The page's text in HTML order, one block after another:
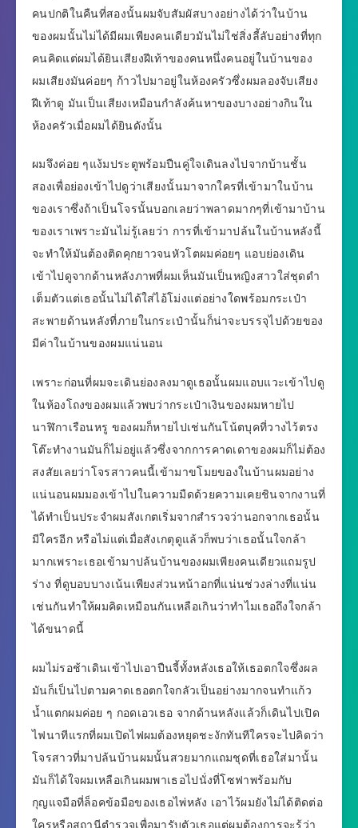
คนปกติในคืนที่สองนั้นผมจับสัมผัสบางอย่างได้ว่าในบ้าน
ของผมนั้นไม่ได้มีผมเพียงคนเดียวมันไม่ใช่สิ่งลี้ลับอย่างที่ทุก
คนคิดแต่ผมได้ยินเสียงฝีเท้าของคนหนึ่งคนอยู่ในบ้านของ
ผมเสียงมันค่อยๆ ก้าวไปมาอยู่ในห้องครัวซึ่งผมลองจับเสียง
ฝีเท้าดู มันเป็นเสียงเหมือนกำลังค้นหาของบางอย่างกินใน
ห้องครัวเมื่อผมได้ยินดังนั้น
ผมจึงค่อย ๆแง้มประตูพร้อมปืนคู่ใจเดินลงไปจากบ้านชั้น
สองเพื่อย่องเข้าไปดูว่าเสียงนั้นมาจากใครที่เข้ามาในบ้าน
ของเราซึ่งถ้าเป็นโจรนั้นบอกเลยว่าพลาดมากๆที่เข้ามาบ้าน
ของเราเพราะมันไม่รู้เลยว่า การที่เข้ามาปล้นในบ้านหลังนี้
จะทำให้มันต้องติดคุกยาวจนหัวโตผมค่อยๆ แอบย่องเดิน
เข้าไปดูจากด้านหลังภาพที่ผมเห็นมันเป็นหญิงสาวใส่ชุดดำ
เต็มตัวแต่เธอนั้นไม่ได้ใส่ไอ้โม่งแต่อย่างใดพร้อมกระเป๋า
สะพายด้านหลังที่ภายในกระเป๋านั้นก็น่าจะบรรจุไปด้วยของ
มีค่าในบ้านของผมแน่นอน
เพราะก่อนที่ผมจะเดินย่องลงมาดูเธอนั้นผมแอบแวะเข้าไปดู
ในห้องโถงของผมแล้วพบว่ากระเป๋าเงินของผมหายไป
นาฬิกาเรือนหรู ของผมก็หายไปเช่นกันโน้ตบุคที่วางไว้ตรง
โต๊ะทำงานมันก็ไม่อยู่แล้วซึ่งจากการคาดเดาของผมก็ไม่ต้อง
สงสัยเลยว่าโจรสาวคนนี้เข้ามาขโมยของในบ้านผมอย่าง
แน่นอนผมมองเข้าไปในความมืดด้วยความเคยชินจากงานที่
ได้ทำเป็นประจำผมสังเกตเริ่มจากสำรวจว่านอกจากเธอนั้น
มีใครอีก หรือไม่แต่เมื่อสังเกตุดูแล้วก็พบว่าเธอนั้นใจกล้า
มากเพราะเธอเข้ามาปล้นบ้านของผมเพียงคนเดียวแถมรูป
ร่าง ที่ดูบอบบางเน้นเพียงส่วนหน้าอกที่แน่นช่วงล่างที่แน่น
เช่นกันทำให้ผมคิดเหมือนกันเหลือเกินว่าทำไมเธอถึงใจกล้า
ได้ขนาดนี้
ผมไม่รอช้าเดินเข้าไปเอาปืนจี้ทั้งหลังเธอให้เธอตกใจซึ่งผล
มันก็เป็นไปตามคาดเธอตกใจกลัวเป็นอย่างมากจนทำแก้ว
น้ำแตกผมค่อย ๆ กอดเอวเธอ จากด้านหลังแล้วก็เดินไปเปิด
ไฟนาทีแรกที่ผมเปิดไฟผมต้องหยุดชะงักทันทีใครจะไปคิดว่า
โจรสาวที่มาปล้นบ้านผมนั้นสวยมากแถมชุดที่เธอใส่มานั้น
มันก็ได้ใจผมเหลือเกินผมพาเธอไปนั่งที่โซฟาพร้อมกับ
กุญแจมือที่ล็อคข้อมือของเธอไพ่หลัง เอาไว้ผมยังไม่ได้ติดต่อ